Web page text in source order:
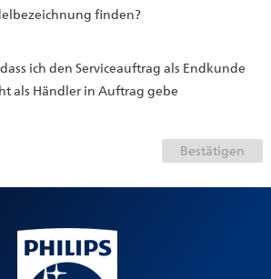
finden?
ich den Serviceauftrag als Endkunde
als Händler in Auftrag gebe